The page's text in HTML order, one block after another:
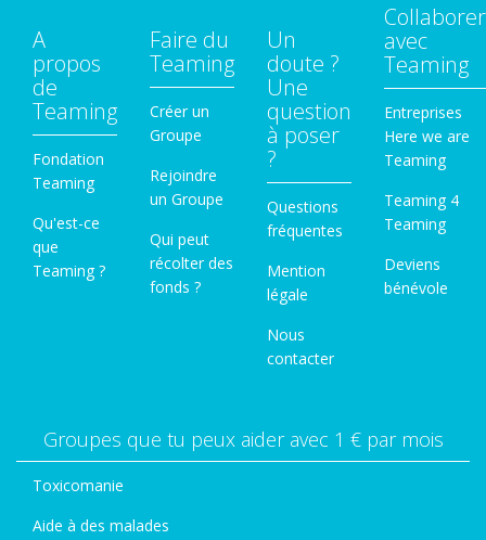
A
propos
de
Teaming
Fondation
Teaming
Qu'est-ce
que
Teaming ?
Faire du
Teaming
Créer un
Groupe
Rejoindre
un Groupe
Qui peut
récolter des
fonds ?
Un
doute ?
Une
question
à poser
?
Questions
fréquentes
Mention
légale
Nous
contacter
Collaborer
avec
Teaming
Entreprises
Here we are
Teaming
Teaming 4
Teaming
Deviens
bénévole
Groupes que tu peux aider avec 1 € par mois
Toxicomanie
Aide à des malades